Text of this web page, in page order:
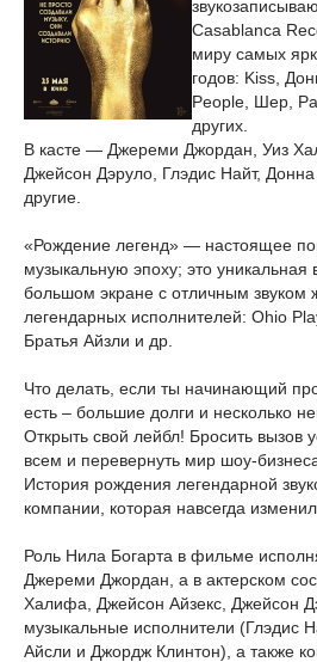
Casablanca
миру самых
годов: Kiss,
People, Шер,
других.
В касте — Джереми Джордан, Уиз
Джейсон Дэруло, Глэдис Найт,
другие.
«Рождение легенд» — настоящее
музыкальную эпоху; это уникальная
большом экране с отличным звуком
легендарных исполнителей: Ohio
Братья Айзли и др.
Что делать, если ты начинающий
есть – большие долги и несколько
Открыть свой лейбл! Бросить вызов
всем и перевернуть мир шоу-
История рождения легендарной
компании, которая навсегда
Роль Нила Богарта в фильме
Джереми Джордан, а в актерском
Халифа, Джейсон Айзекс, Джейсон
музыкальные исполнители (Глэдис
Айсли и Джордж Клинтон), а также